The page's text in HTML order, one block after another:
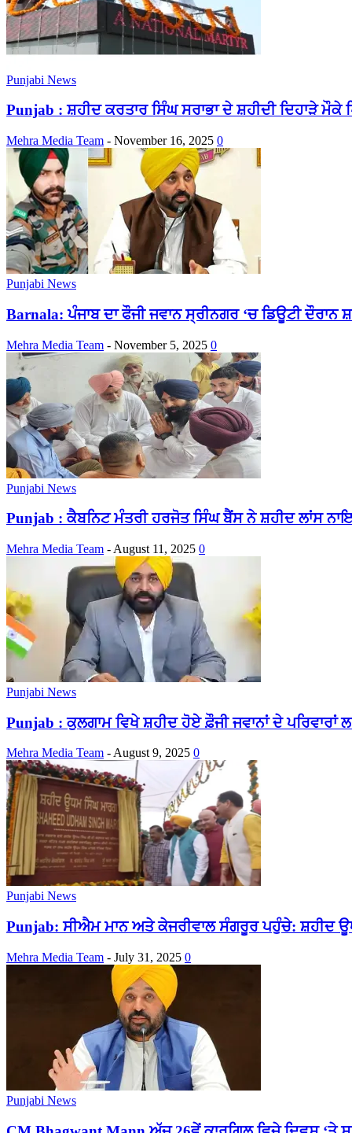
Punjabi News
Punjab : ਸ਼ਹੀਦ ਕਰਤਾਰ ਸਿੰਘ ਸਰਾਭਾ ਦੇ ਸ਼ਹੀਦੀ ਦਿਹਾੜੇ ਮੌਕੇ
Mehra Media Team - November 16, 2025 0
Punjabi News
Barnala: ਪੰਜਾਬ ਦਾ ਫੌਜੀ ਜਵਾਨ ਸ੍ਰੀਨਗਰ ‘ਚ ਡਿਊਟੀ ਦੌਰਾਨ
Mehra Media Team - November 5, 2025 0
Punjabi News
Punjab : ਕੈਬਨਿਟ ਮੰਤਰੀ ਹਰਜੋਤ ਸਿੰਘ ਬੈਂਸ ਨੇ ਸ਼ਹੀਦ ਲਾਂਸ
Mehra Media Team - August 11, 2025 0
Punjabi News
Punjab : ਕੁਲਗਾਮ ਵਿਖੇ ਸ਼ਹੀਦ ਹੋਏ ਫ਼ੌਜੀ ਜਵਾਨਾਂ ਦੇ ਪਰਿਵਾਰਾਂ
Mehra Media Team - August 9, 2025 0
Punjabi News
Punjab: ਸੀਐਮ ਮਾਨ ਅਤੇ ਕੇਜਰੀਵਾਲ ਸੰਗਰੂਰ ਪਹੁੰਚੇ: ਸ਼ਹੀਦ
Mehra Media Team - July 31, 2025 0
Punjabi News